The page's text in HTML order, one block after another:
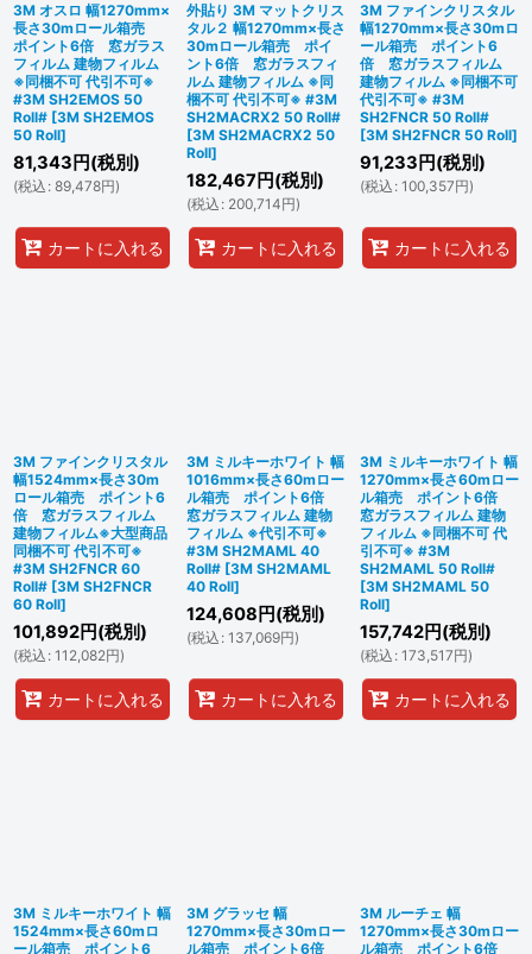
3M オスロ 幅1270mm×
長さ30mロール箱売
ポイント6倍 窓ガラス
フィルム 建物フィルム
※同梱不可 代引不可※
#3M SH2EMOS 50
Roll# [3M SH2EMOS
50 Roll]
81,343 円(税別)
(税込 : 89,478円)
カートに入れる
外貼り 3M マットクリス
タル２ 幅1270mm×長さ
30mロール箱売 ポイ
ント6倍 窓ガラスフィ
ルム 建物フィルム ※同
梱不可 代引不可※ #3M
SH2MACRX2 50 Roll#
[3M SH2MACRX2 50
Roll]
182,467 円(税別)
(税込 : 200,714円)
カートに入れる
3M ファインクリスタル
幅1270mm×長さ30mロ
ール箱売 ポイント6
倍 窓ガラスフィルム
建物フィルム ※同梱不可
代引不可※ #3M
SH2FNCR 50 Roll#
[3M SH2FNCR 50 Roll]
91,233 円(税別)
(税込 : 100,357円)
カートに入れる
3M ファインクリスタル
幅1524mm×長さ30m
ロール箱売 ポイント6
倍 窓ガラスフィルム
建物フィルム※大型商品
同梱不可 代引不可※
#3M SH2FNCR 60
Roll# [3M SH2FNCR
60 Roll]
101,892円(税別)
(税込 : 112,082円)
カートに入れる
3M ミルキーホワイト 幅
1016mm×長さ60mロー
ル箱売 ポイント6倍
窓ガラスフィルム 建物
フィルム ※代引不可※
#3M SH2MAML 40
Roll# [3M SH2MAML
40 Roll]
124,608 円(税別)
(税込 : 137,069円)
カートに入れる
3M ミルキーホワイト 幅
1270mm×長さ60mロー
ル箱売 ポイント6倍
窓ガラスフィルム 建物
フィルム ※同梱不可 代
引不可※ #3M
SH2MAML 50 Roll#
[3M SH2MAML 50
Roll]
157,742円(税別)
(税込 : 173,517円)
カートに入れる
3M ミルキーホワイト 幅
1524mm×長さ60mロ
ール箱売 ポイント6
3M グラッセ 幅
1270mm×長さ30mロー
ル箱売 ポイント6倍
3M ルーチェ 幅
1270mm×長さ30mロー
ル箱売 ポイント6倍